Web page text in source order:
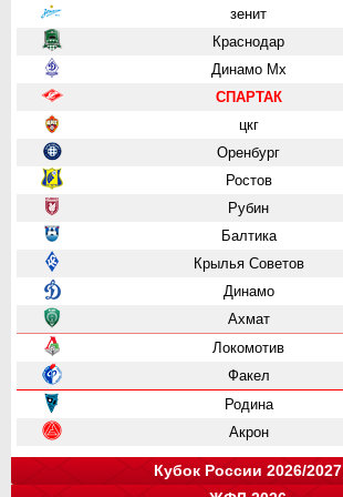
зенит
Краснодар
Динамо Мх
СПАРТАК
цкг
Оренбург
Ростов
Рубин
Балтика
Крылья Советов
Динамо
Ахмат
Локомотив
Факел
Родина
Акрон
Кубок России 2026/2027